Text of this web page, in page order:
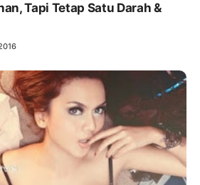
Tapi Tetap Satu Darah &